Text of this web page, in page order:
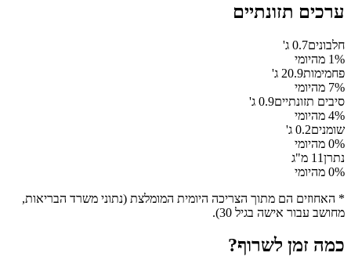
ערכים תזונתיים
חלבונים0.7 ג'
1% מהיומי
פחמימות20.9 ג'
7% מהיומי
סיבים תזונתיים0.9 ג'
4% מהיומי
שומנים0.2 ג'
0% מהיומי
נתרן11 מ"ג
0% מהיומי
* האחוזים הם מתוך הצריכה היומית המומלצת (נתוני משרד הבריאות,
מחושב עבור אישה בגיל 30).
כמה זמן לשרוף?